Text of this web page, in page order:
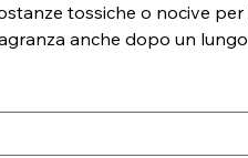
tossiche o nocive per
anche dopo un